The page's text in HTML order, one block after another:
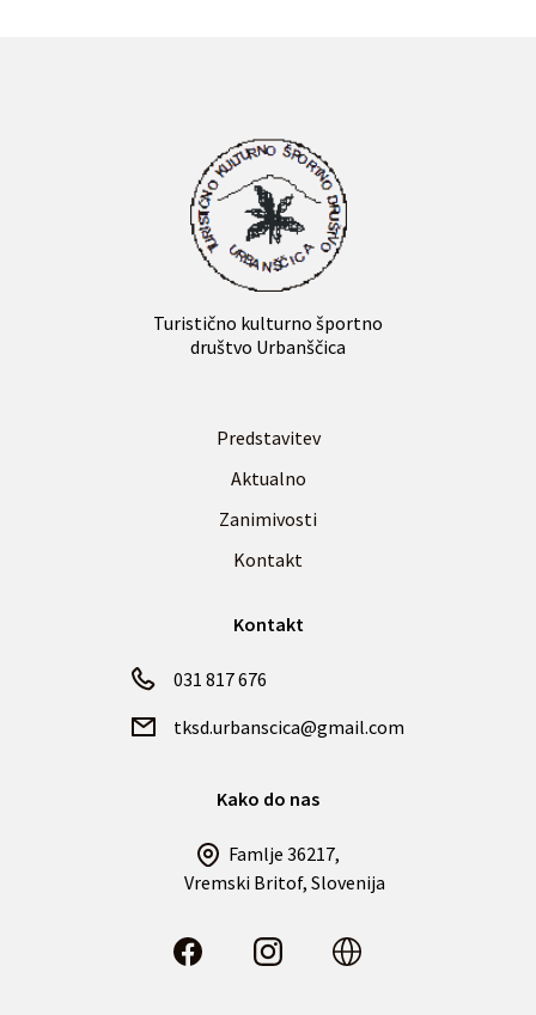
Turistično kulturno športno
društvo Urbanščica
Predstavitev
Aktualno
Zanimivosti
Kontakt
Kontakt
031 817 676
tksd.urbanscica@gmail.com
Kako do nas
Famlje 36217,
Vremski Britof, Slovenija